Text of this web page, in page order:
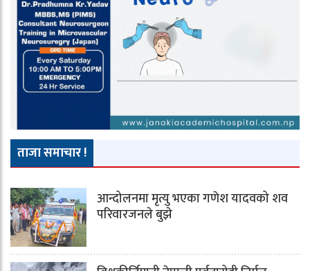
ताजा समाचार !
आन्दोलनमा मृत्यु भएका गणेश यादवको शव
परिवारजनले बुझे